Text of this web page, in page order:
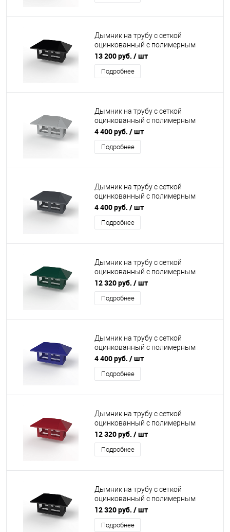
Дымник на трубу с сеткой
оцинкованный с полимерным
покрытием до 2800мм RAL 9004
13 200 руб. / шт
Подробнее
Дымник на трубу с сеткой
оцинкованный с полимерным
покрытием до 1600мм RAL 7004
4 400 руб. / шт
Подробнее
Дымник на трубу с сеткой
оцинкованный с полимерным
покрытием до 1600мм RAL 7024
4 400 руб. / шт
Подробнее
Дымник на трубу с сеткой
оцинкованный с полимерным
покрытием до 2400мм RAL 6005
12 320 руб. / шт
Подробнее
Дымник на трубу с сеткой
оцинкованный с полимерным
покрытием до 1200мм RAL 5002
4 400 руб. / шт
Подробнее
Дымник на трубу с сеткой
оцинкованный с полимерным
покрытием до 2400мм RAL 3003
12 320 руб. / шт
Подробнее
Дымник на трубу с сеткой
оцинкованный с полимерным
покрытием до 2400мм RAL 9005
12 320 руб. / шт
Подробнее